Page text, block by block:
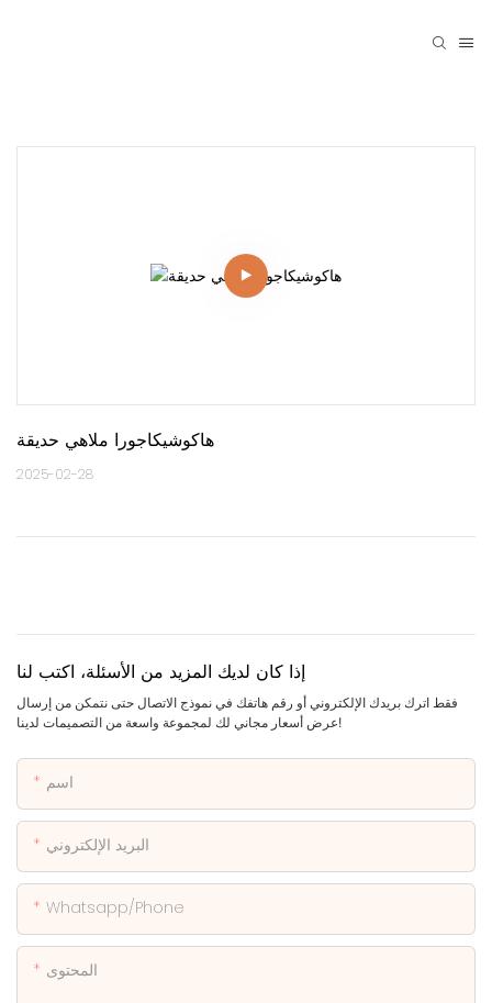
هاكوشيكاجورا ملاهي حديقة
2025-02-28
إذا كان لديك المزيد من الأسئلة، اكتب لنا
فقط اترك بريدك الإلكتروني أو رقم هاتفك في نموذج الاتصال حتى نتمكن من إرسال
عرض أسعار مجاني لك لمجموعة واسعة من التصميمات لدينا!
اسم
البريد الإلكتروني
Whatsapp/phone
المحتوى